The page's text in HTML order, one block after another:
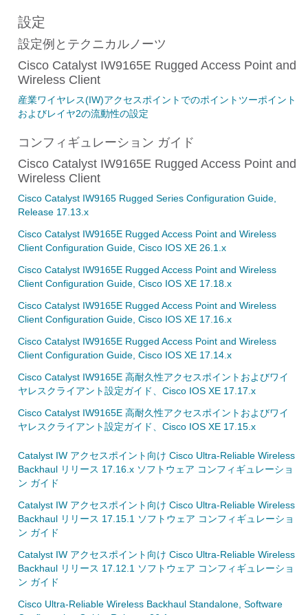
設定
設定例とテクニカルノーツ
Cisco Catalyst IW9165E Rugged Access Point and
Wireless Client
産業ワイヤレス(IW)アクセスポイントでのポイントツーポイント
およびレイヤ2の流動性の設定
コンフィギュレーション ガイド
Cisco Catalyst IW9165E Rugged Access Point and
Wireless Client
Cisco Catalyst IW9165 Rugged Series Configuration Guide,
Release 17.13.x
Cisco Catalyst IW9165E Rugged Access Point and Wireless
Client Configuration Guide, Cisco IOS XE 26.1.x
Cisco Catalyst IW9165E Rugged Access Point and Wireless
Client Configuration Guide, Cisco IOS XE 17.18.x
Cisco Catalyst IW9165E Rugged Access Point and Wireless
Client Configuration Guide, Cisco IOS XE 17.16.x
Cisco Catalyst IW9165E Rugged Access Point and Wireless
Client Configuration Guide, Cisco IOS XE 17.14.x
Cisco Catalyst IW9165E 高耐久性アクセスポイントおよびワイ
ヤレスクライアント設定ガイド、Cisco IOS XE 17.17.x
Cisco Catalyst IW9165E 高耐久性アクセスポイントおよびワイ
ヤレスクライアント設定ガイド、Cisco IOS XE 17.15.x
Catalyst IW アクセスポイント向け Cisco Ultra-Reliable Wireless
Backhaul リリース 17.16.x ソフトウェア コンフィギュレーショ
ン ガイド
Catalyst IW アクセスポイント向け Cisco Ultra-Reliable Wireless
Backhaul リリース 17.15.1 ソフトウェア コンフィギュレーショ
ン ガイド
Catalyst IW アクセスポイント向け Cisco Ultra-Reliable Wireless
Backhaul リリース 17.12.1 ソフトウェア コンフィギュレーショ
ン ガイド
Cisco Ultra-Reliable Wireless Backhaul Standalone, Software